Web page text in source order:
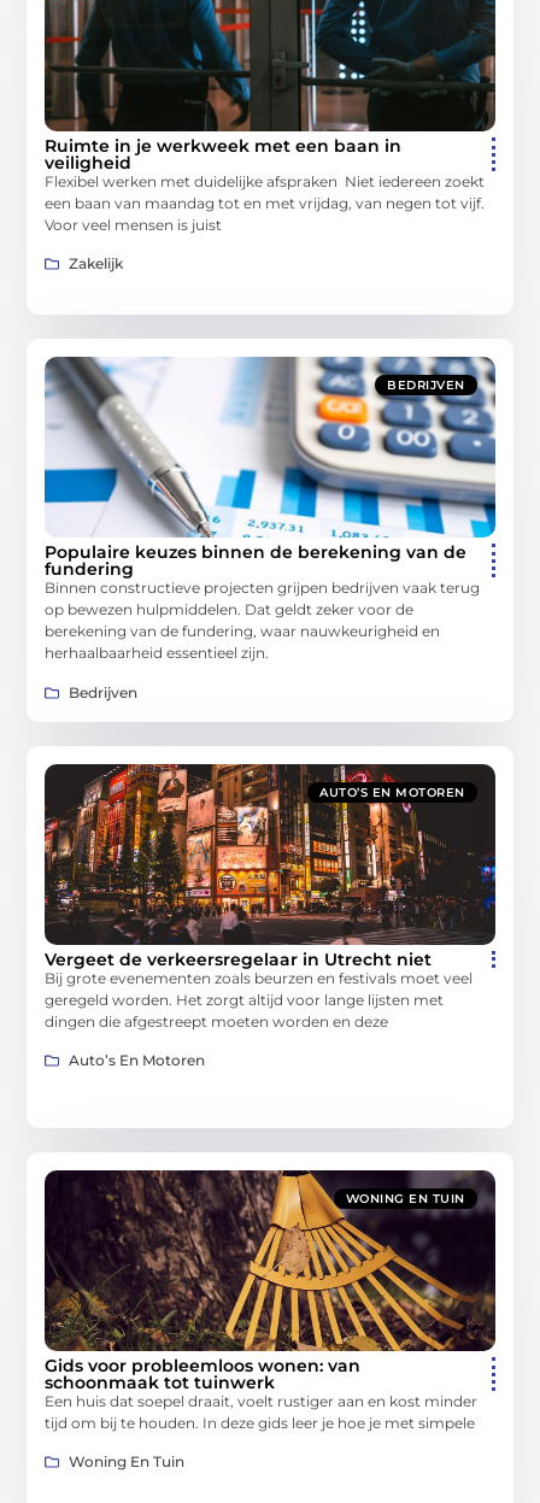
Ruimte in je werkweek met een baan in
veiligheid
Flexibel werken met duidelijke afspraken Niet iedereen zoekt
een baan van maandag tot en met vrijdag, van negen tot vijf.
Voor veel mensen is juist
Zakelijk
BEDRIJVEN
Populaire keuzes binnen de berekening van de
fundering
Binnen constructieve projecten grijpen bedrijven vaak terug
op bewezen hulpmiddelen. Dat geldt zeker voor de
berekening van de fundering, waar nauwkeurigheid en
herhaalbaarheid essentieel zijn.
Bedrijven
AUTO’S EN MOTOREN
Vergeet de verkeersregelaar in Utrecht niet
Bij grote evenementen zoals beurzen en festivals moet veel
geregeld worden. Het zorgt altijd voor lange lijsten met
dingen die afgestreept moeten worden en deze
Auto’s En Motoren
WONING EN TUIN
Gids voor probleemloos wonen: van
schoonmaak tot tuinwerk
Een huis dat soepel draait, voelt rustiger aan en kost minder
tijd om bij te houden. In deze gids leer je hoe je met simpele
Woning En Tuin